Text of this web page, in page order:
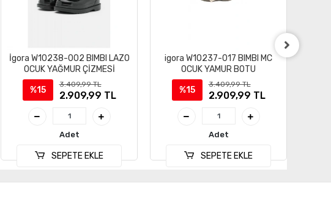
İgora W10238-002 BIMBI LAZO
OCUK YAĞMUR ÇİZMESİ
%15
3.409,99 TL
2.909,99 TL
Adet
SEPETE EKLE
igora W10237-017 BIMBI MC
OCUK YAMUR BOTU
%15
3.409,99 TL
2.909,99 TL
Adet
SEPETE EKLE